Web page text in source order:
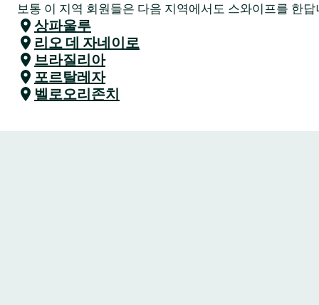
보통 이 지역 회원들은 다음 지역에서도 스와이프를 한답
상파울루
리오 데 자네이로
브라질리아
포르탈레자
벨로오리존치